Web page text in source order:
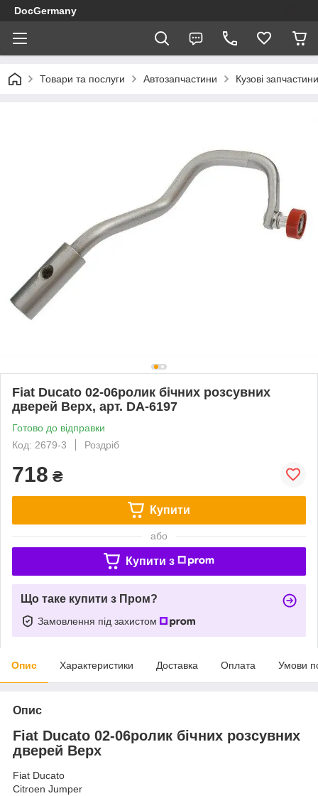
DocGermany
Товари та послуги Автозапчастини Кузові запчастини
Fiat Ducato 02-06ролик бічних розсувних
дверей Верх, арт. DA-6197
Готово до відправки
Код: 2679-3
Роздріб
718 ₴
Купити
або
Купити з
Що таке купити з Пром?
Замовлення під захистом
Опис Характеристики Доставка Оплата Умови
Опис
Fiat Ducato 02-06ролик бічних розсувних
дверей Верх
Fiat Ducato
Citroen Jumper